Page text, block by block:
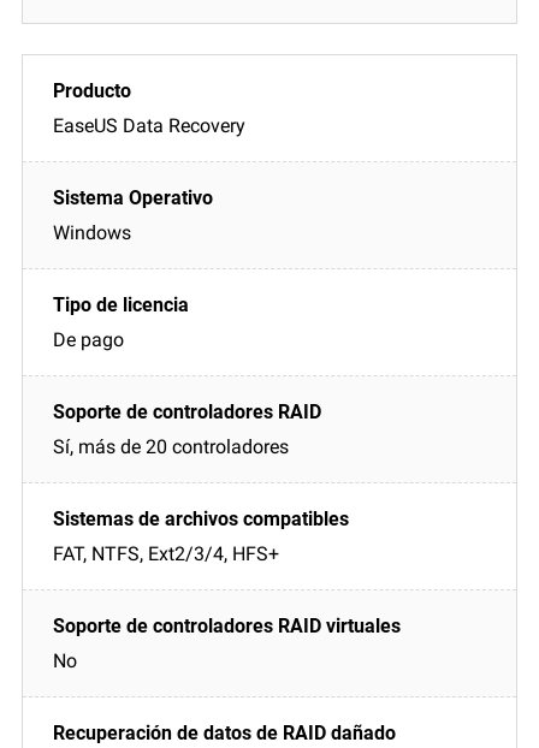
EaseUS Data Recovery
Windows
De pago
Sí, más de 20 controladores
FAT, NTFS, Ext2/3/4, HFS+
No